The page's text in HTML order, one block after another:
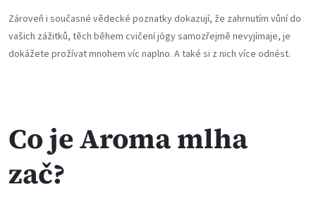
Zároveň i současné vědecké poznatky dokazují, že zahrnutím vůní do
vašich zážitků, těch během cvičení jógy samozřejmě nevyjímaje, je
dokážete prožívat mnohem víc naplno. A také si z nich více odnést.
Co je Aroma mlha
zač?